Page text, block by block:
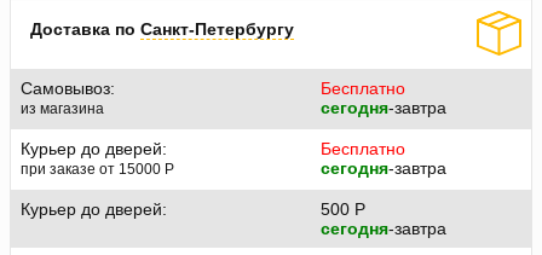
Доставка по Санкт-Петербургу
Самовывоз:
из магазина
Бесплатно
сегодня-завтра
Курьер до дверей:
при заказе от 15000 P
Бесплатно
сегодня-завтра
Курьер до дверей: 500 P
сегодня-завтра